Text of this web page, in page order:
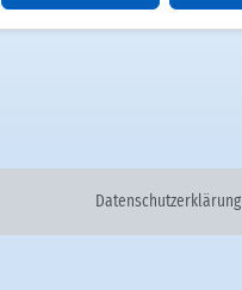
Datenschutzerklärung